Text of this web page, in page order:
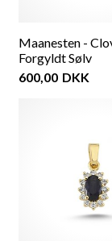
Maanesten -
Forgyldt Sølv
600,00 DKK